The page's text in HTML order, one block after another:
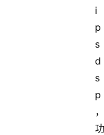
i
p
s
d
s
p
，
功